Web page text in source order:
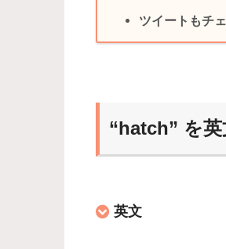
ツイートもチ
“hatch” を
英文